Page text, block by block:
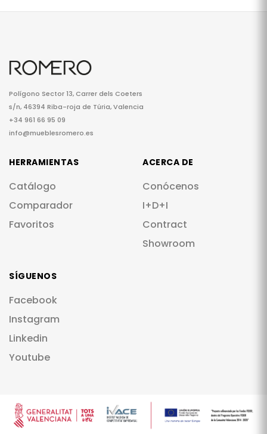
Polígono Sector 13, Carrer dels Coeters
s/n, 46394 Riba-roja de Túria, Valencia
+34 961 66 95 09
info@mueblesromero.es
HERRAMIENTAS
Catálogo
Comparador
Favoritos
ACERCA DE
Conócenos
I+D+I
Contract
Showroom
SÍGUENOS
Facebook
Instagram
Linkedin
Youtube